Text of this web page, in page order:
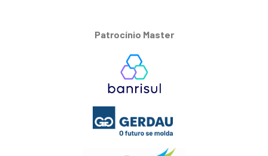
Patrocínio Master